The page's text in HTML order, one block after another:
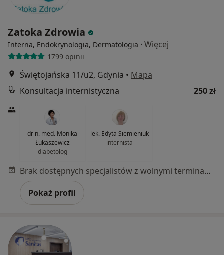
Zatoka Zdrowia
Interna, Endokrynologia, Dermatologia · Więcej
1799 opinii
Świętojańska 11/u2, Gdynia • Mapa
Konsultacja internistyczna
250 zł
dr n. med. Monika
Łukaszewicz
diabetolog
lek. Edyta Siemieniuk
internista
Brak dostępnych specjalistów z wolnymi terminami w tym centrum medycznym.
Pokaż profil